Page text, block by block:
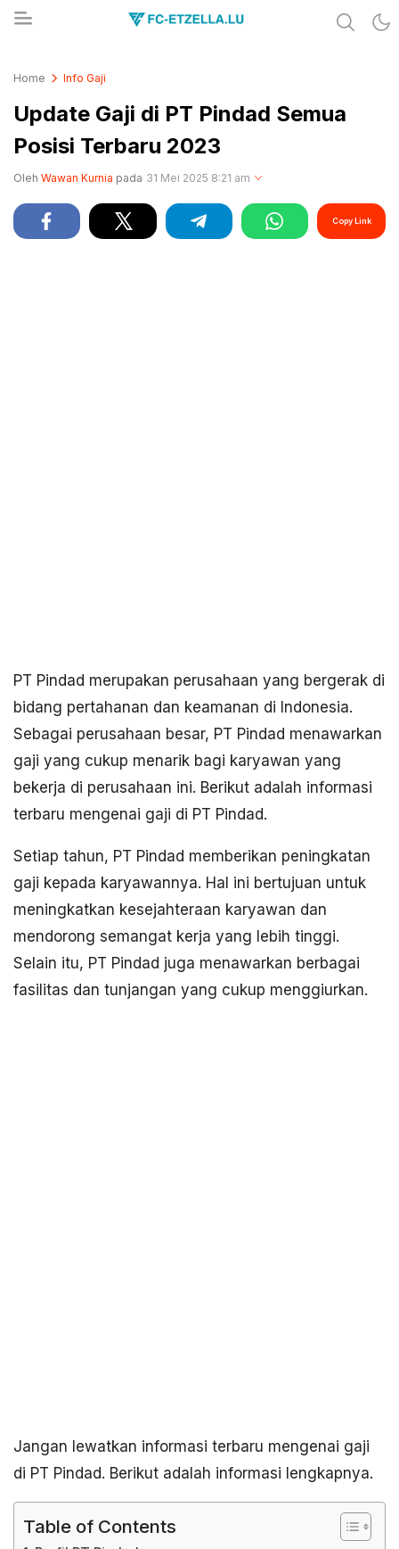
Home Info Gaji
Update Gaji di PT Pindad Semua
Posisi Terbaru 2023
Oleh Wawan Kurnia pada 31 Mei 2025 8:21 am
Copy Link
PT Pindad merupakan perusahaan yang bergerak di
bidang pertahanan dan keamanan di Indonesia.
Sebagai perusahaan besar, PT Pindad menawarkan
gaji yang cukup menarik bagi karyawan yang
bekerja di perusahaan ini. Berikut adalah informasi
terbaru mengenai gaji di PT Pindad.
Setiap tahun, PT Pindad memberikan peningkatan
gaji kepada karyawannya. Hal ini bertujuan untuk
meningkatkan kesejahteraan karyawan dan
mendorong semangat kerja yang lebih tinggi.
Selain itu, PT Pindad juga menawarkan berbagai
fasilitas dan tunjangan yang cukup menggiurkan.
Jangan lewatkan informasi terbaru mengenai gaji
di PT Pindad. Berikut adalah informasi lengkapnya.
Table of Contents